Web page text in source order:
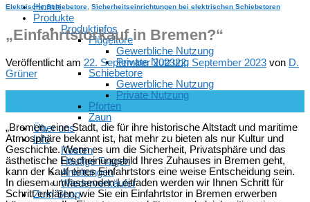
Home
Produkte
Produktinfos
Flügeltore
Gewerbliche Nutzung
Private Nutzung
Schiebetore
Gewerbliche Nutzung
Private Nutzung
Pforten
Zaun
Über uns
Info
Kosten
Häufige Fragen
Anleitungen
Wiederverkäufer
Zum Shop
Elektrische Schiebetore Sicherheitseinrichtungen bei elektrischen Schiebetoren
„Einfahrtstorkauf in Bremen?“
Veröffentlicht am 22. September 202322. September 2023 von D.
Grüner
„Bremen, eine Stadt, die für ihre historische Altstadt und maritime
Atmosphäre bekannt ist, hat mehr zu bieten als nur Kultur und
Geschichte. Wenn es um die Sicherheit, Privatsphäre und das
ästhetische Erscheinungsbild Ihres Zuhauses in Bremen geht,
kann der Kauf eines Einfahrtstors eine weise Entscheidung sein.
In diesem umfassenden Leitfaden werden wir Ihnen Schritt für
Schritt erklären, wie Sie ein Einfahrtstor in Bremen erwerben